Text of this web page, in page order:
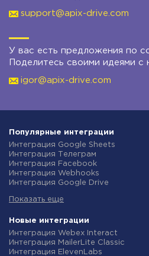
support@apix-drive.com
У вас есть предложения по
Поделитесь своими идеями с
igor@apix-drive.com
Популярные интеграции
Интеграция Google Sheets
Интеграция Телеграм
Интеграция Facebook
Интеграция Webhooks
Интеграция Google Drive
Интеграция Gmail
Интеграция Новая Почта
Интеграция Binotel
Интеграция OpenAI (ChatGPT)
Интеграция Prom
Показать еще
Новые интеграции
Интеграция Webex Interact
Интеграция MailerLite Classic
Интеграция ElevenLabs